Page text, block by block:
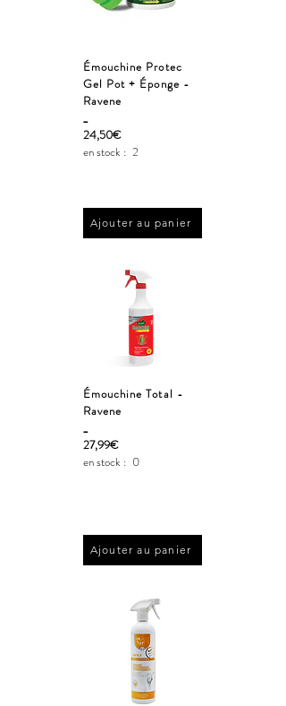
Émouchine Protec
Gel Pot + Éponge -
Ravene
_
24,50€
en stock : 2
Ajouter au panier
Émouchine Total -
Ravene
_
27,99€
en stock : 0
Ajouter au panier